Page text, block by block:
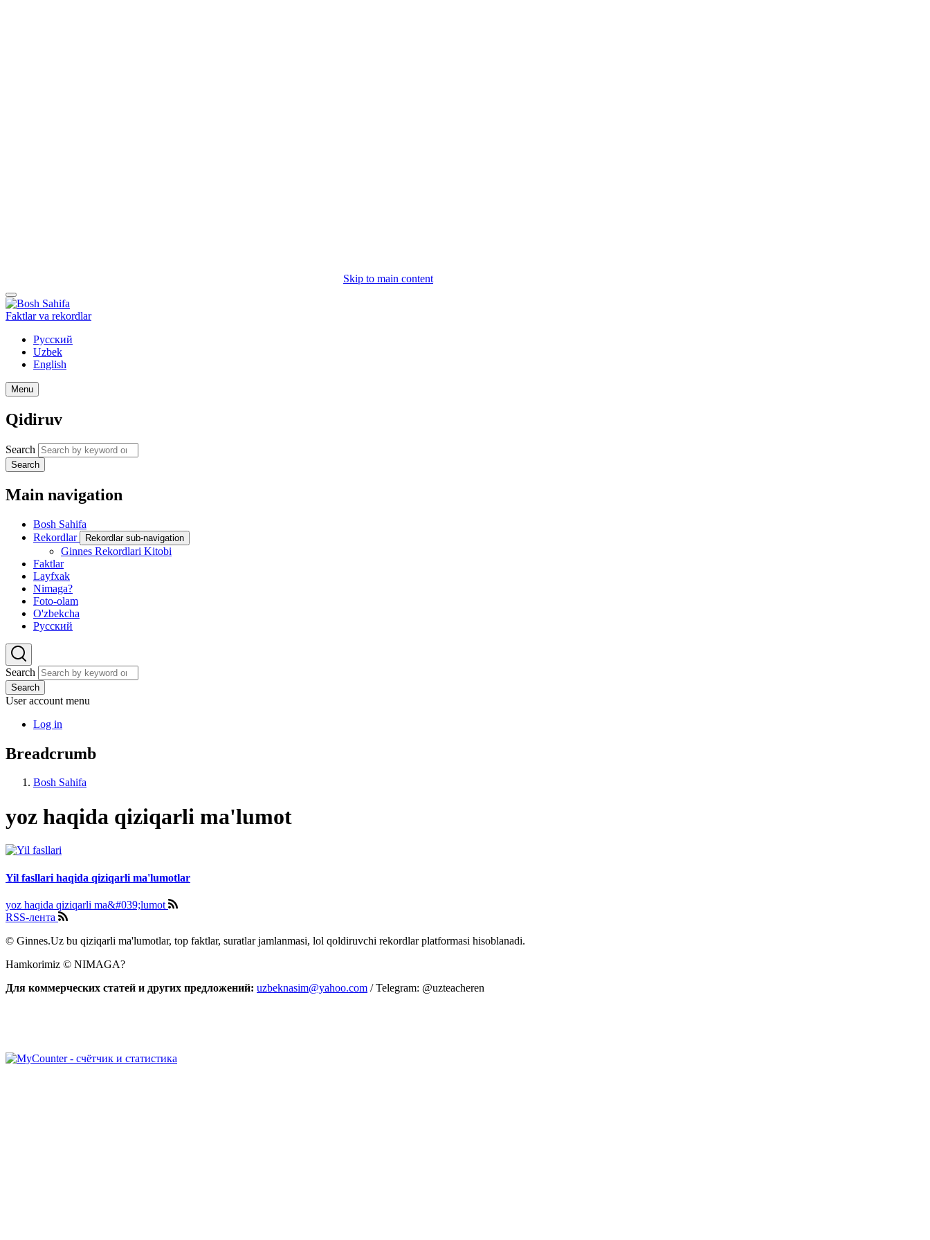
Skip to main content
Faktlar va rekordlar
Русский
Uzbek
English
Menu
Qidiruv
Search
Search
Main navigation
Bosh Sahifa
Rekordlar
Rekordlar sub-navigation
Ginnes Rekordlari Kitobi
Faktlar
Layfxak
Nimaga?
Foto-olam
O'zbekcha
Русский
Search
Search
User account menu
Log in
Breadcrumb
Bosh Sahifa
yoz haqida qiziqarli ma'lumot
Yil fasllari haqida qiziqarli ma'lumotlar
yoz haqida qiziqarli ma&#039;lumot
RSS-лента
© Ginnes.Uz bu qiziqarli ma'lumotlar, top faktlar, suratlar jamlanmasi, lol qoldiruvchi rekordlar platformasi hisoblanadi.
Hamkorimiz © NIMAGA?
Для коммерческих статей и других предложений: uzbeknasim@yahoo.com / Telegram: @uzteacheren